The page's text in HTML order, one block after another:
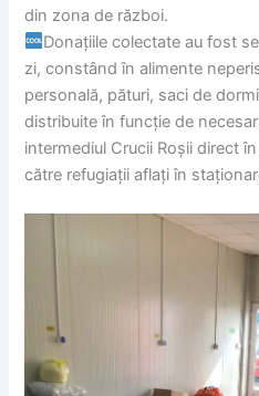
din zona de război.
Donațiile colectate au fost
zi, constând în alimente
personală, pături, saci de
distribuite în funcție de
intermediul Crucii Roșii direct
către refugiații aflați în